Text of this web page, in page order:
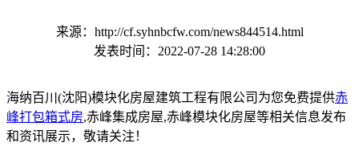
来源：http://cf.syhnbcfw.com/news844514.html
发表时间：2022-07-28 14:28:00
海纳百川(沈阳)模块化房屋建筑工程有限公司为您免费提供赤
峰打包箱式房,赤峰集成房屋,赤峰模块化房屋等相关信息发布
和资讯展示，敬请关注！